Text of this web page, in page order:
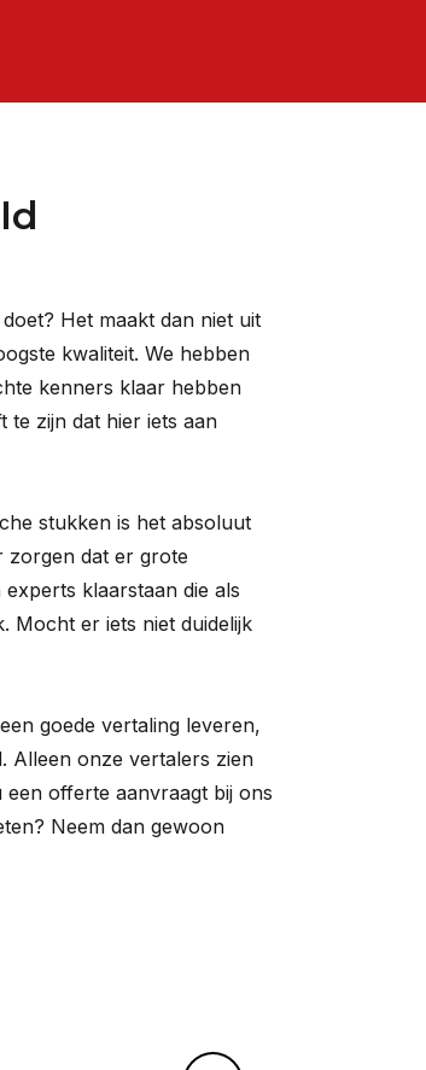
Het maakt dan niet uit
kwaliteit. We hebben
kenners klaar hebben
zijn dat hier iets aan
stukken is het absoluut
zorgen dat er grote
klaarstaan die als
Mocht er iets niet duidelijk
goede vertaling leveren,
Alleen onze vertalers zien
offerte aanvraagt bij ons
Neem dan gewoon